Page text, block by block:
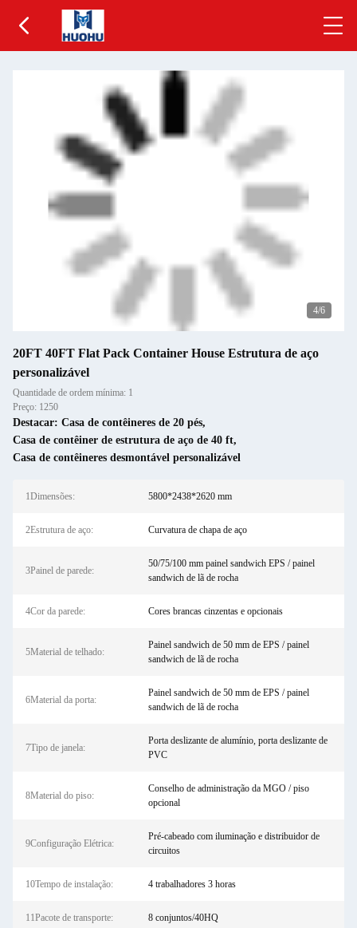
5/6
20FT 40FT Flat Pack Container House Estrutura de aço
personalizável
Quantidade de ordem mínima: 1
Preço: 1250
Destacar: Casa de contêineres de 20 pés,
Casa de contêiner de estrutura de aço de 40 ft,
Casa de contêineres desmontável personalizável
1Dimensões: 5800*2438*2620 mm
2Estrutura de aço: Curvatura de chapa de aço
3Painel de parede:
50/75/100 mm painel sandwich EPS / painel
sandwich de lã de rocha
4Cor da parede: Cores brancas cinzentas e opcionais
5Material de telhado:
Painel sandwich de 50 mm de EPS / painel
sandwich de lã de rocha
6Material da porta:
Painel sandwich de 50 mm de EPS / painel
sandwich de lã de rocha
7Tipo de janela:
Porta deslizante de alumínio, porta deslizante de
PVC
8Material do piso:
Conselho de administração da MGO / piso
opcional
9Configuração Elétrica:
Pré-cabeado com iluminação e distribuidor de
circuitos
10Tempo de instalação: 4 trabalhadores 3 horas
11Pacote de transporte: 8 conjuntos/40HQ